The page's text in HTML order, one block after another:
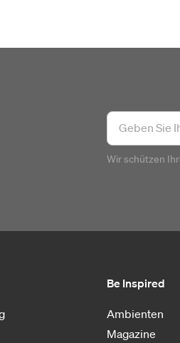
Wir schützen
Be Inspired
Ambienten
Magazine